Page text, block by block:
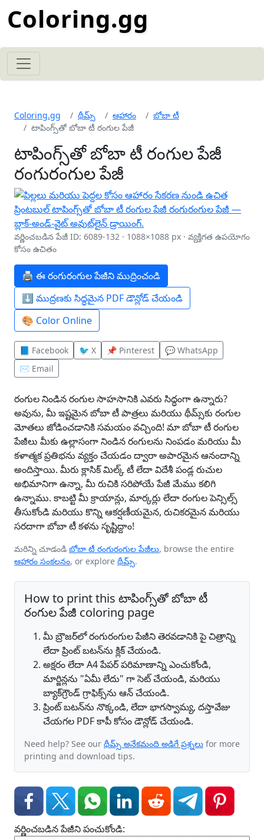
Coloring.gg
Coloring.gg థీమ్స్ ఆహారం
బోబా టీ
టాపింగ్స్‌తో బోబా టీ రంగుల పేజీ
టాపింగ్స్‌తో బోబా టీ రంగుల పేజీ
రంగురంగుల పేజీ
వర్ణించబడిన పేజీ ID: 6089-132 · 1088×1088 px · వ్యక్తిగత ఉపయోగం
కోసం ఉచితం
🖨️ ఈ రంగురంగుల పేజీని ముద్రించండి
⬇️ ముద్రణకు సిద్ధమైన PDF డౌన్లోడ్ చేయండి
🎨 Color Online
📘 Facebook 🐦 X 📌 Pinterest
💬 WhatsApp
✉️ Email
రంగుల నిండిన రంగుల సాహసానికి ఎవరు సిద్ధంగా ఉన్నారు?
అవును, మీ ఇష్టమైన బోబా టీ పాత్రలు మరియు థీమ్స్‌కు రంగుల
మోతలు జోడించడానికి సమయం వచ్చింది! మా బోబా టీ రంగుల
పేజీలు మీకు ఉల్లాసంగా నిండిన రంగులను నింపడం మరియు మీ
కళాత్మక ప్రతిభను వ్యక్తం చేయడం ద్వారా అపారమైన ఆనందాన్ని
అందిస్తాయి. మీరు క్లాసిక్ మిల్క్ టీ లేదా విదేశీ పండ్ల రుచుల
అభిమానిగా ఉన్నా, మీ రుచికి సరిపోయే పేజీ మేము కలిగి
ఉన్నాము. కాబట్టి మీ క్రాయాన్లు, మార్కర్లు లేదా రంగుల పెన్సిల్స్
తీసుకోండి మరియు కొన్ని ఆకర్షణీయమైన, రుచికరమైన మరియు
సరదాగా బోబా టీ కళను సృష్టిద్దాం!
మరిన్ని చూడండి బోబా టీ రంగురంగుల పేజీలు, browse the entire
ఆహారం సంకలనం, or explore థీమ్స్.
How to print this టాపింగ్స్‌తో బోబా టీ
రంగుల పేజీ coloring page
మీ బ్రౌజర్‌లో రంగురంగుల పేజీని తెరవడానికి పై చిత్రాన్ని
లేదా ప్రింట్ బటన్‌ను క్లిక్ చేయండి.
అక్షరం లేదా A4 పేపర్ పరిమాణాన్ని ఎంచుకోండి,
మార్జిన్లను "ఏమీ లేదు" గా సెట్ చేయండి, మరియు
బ్యాక్‌గ్రౌండ్ గ్రాఫిక్స్‌ను ఆన్ చేయండి.
ప్రింట్ బటన్‌ను నొక్కండి, లేదా భాగస్వామ్య, దస్తావేజు
చేయగల PDF కాపీ కోసం డౌన్లోడ్ చేయండి.
Need help? See our థీమ్స్ అనేకమంది అడిగే ప్రశ్నలు for more
printing and download tips.
వర్ణించబడిన పేజీని పంచుకోండి: